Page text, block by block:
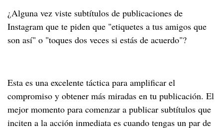
¿Alguna vez viste subtítulos de publicaciones de
Instagram que te piden que "etiquetes a tus amigos que
son así" o "toques dos veces si estás de acuerdo"?
Esta es una excelente táctica para amplificar el
compromiso y obtener más miradas en tu publicación. El
mejor momento para comenzar a publicar subtítulos que
inciten a la acción inmediata es cuando tengas un par de